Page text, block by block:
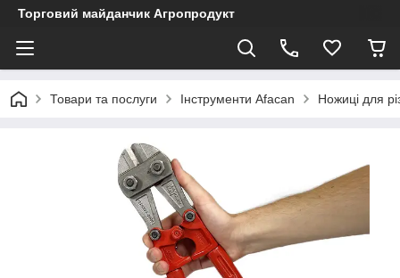
Торговий майданчик Агропродукт
Товари та послуги Інструменти Afacan Ножиці для